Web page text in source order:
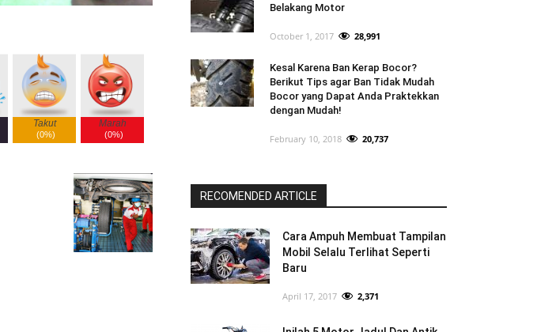
Takut
(0%)
Marah
(0%)
Belakang Motor
October 1, 2017 28,991
Kesal Karena Ban Kerap Bocor?
Berikut Tips agar Ban Tidak Mudah
Bocor yang Dapat Anda Praktekkan
dengan Mudah!
February 10, 2018 20,737
RECOMENDED ARTICLE
Cara Ampuh Membuat Tampilan
Mobil Selalu Terlihat Seperti
Baru
April 17, 2017 2,371